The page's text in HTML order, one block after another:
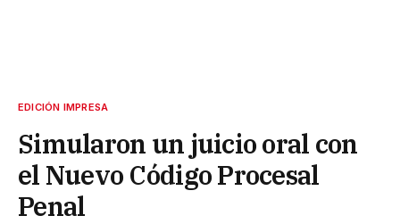
EDICIÓN IMPRESA
Simularon un juicio oral con
el Nuevo Código Procesal
Penal